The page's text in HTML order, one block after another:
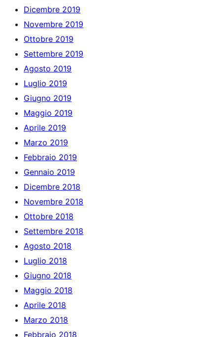
Dicembre 2019
Novembre 2019
Ottobre 2019
Settembre 2019
Agosto 2019
Luglio 2019
Giugno 2019
Maggio 2019
Aprile 2019
Marzo 2019
Febbraio 2019
Gennaio 2019
Dicembre 2018
Novembre 2018
Ottobre 2018
Settembre 2018
Agosto 2018
Luglio 2018
Giugno 2018
Maggio 2018
Aprile 2018
Marzo 2018
Febbraio 2018